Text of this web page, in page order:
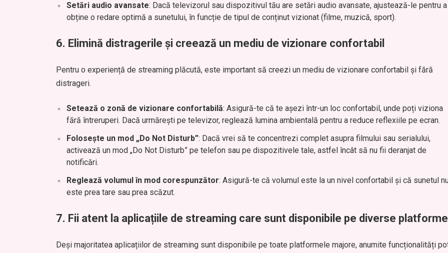
Setări audio avansate: Dacă televizorul sau dispozitivul tău are setări audio avansate, ajustează-le pentru a
obține o redare optimă a sunetului, în funcție de tipul de conținut vizionat (filme, muzică, sport).
6. Elimină distragerile și creează un mediu de vizionare confortabil
Pentru o experiență de streaming plăcută, este important să creezi un mediu de vizionare confortabil și fără
distrageri.
Setează o zonă de vizionare confortabilă: Asigură-te că te așezi într-un loc confortabil, unde poți viziona
fără întreruperi. Dacă urmărești pe televizor, reglează lumina ambientală pentru a reduce reflexiile pe ecran.
Folosește un mod „Do Not Disturb”: Dacă vrei să te concentrezi complet asupra filmului sau serialului,
activează un mod „Do Not Disturb” pe telefon sau pe dispozitivele tale, astfel încât să nu fii deranjat de
notificări.
Reglează volumul în mod corespunzător: Asigură-te că volumul este la un nivel confortabil și că sunetul
este prea tare sau prea scăzut.
7. Fii atent la aplicațiile de streaming care sunt disponibile pe diverse platforme
Deși majoritatea aplicațiilor de streaming sunt disponibile pe toate platformele majore, anumite funcționalități